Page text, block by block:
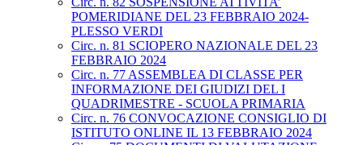
POMERIDIANE DEL 23 FEBBRAIO 2024-
PLESSO VERDI
Circ. n. 81 SCIOPERO NAZIONALE DEL 23
FEBBRAIO 2024
Circ. n. 77 ASSEMBLEA DI CLASSE PER
INFORMAZIONE DEI GIUDIZI DEL I
QUADRIMESTRE - SCUOLA PRIMARIA
Circ. n. 76 CONVOCAZIONE CONSIGLIO DI
ISTITUTO ONLINE IL 13 FEBBRAIO 2024